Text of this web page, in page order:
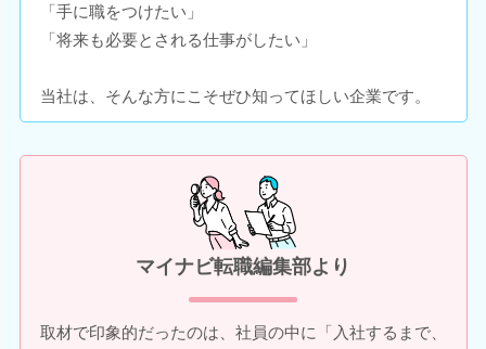
「手に職をつけたい」
「将来も必要とされる仕事がしたい」
当社は、そんな方にこそぜひ知ってほしい企業です。
マイナビ転職編集部より
取材で印象的だったのは、社員の中に「入社するまで、